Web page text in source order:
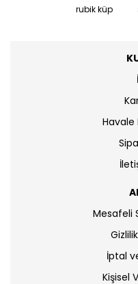
rubik küp
Havale
Mesafeli
İptal
Kişisel